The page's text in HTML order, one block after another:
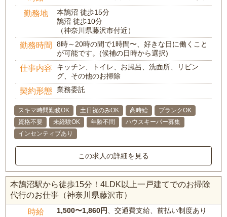
勤務地
本鵠沼 徒歩15分
鵠沼 徒歩10分
（神奈川県藤沢市付近）
勤務時間
8時～20時の間で1時間〜、好きな日に働くこと
が可能です。(候補の日時から選択)
仕事内容
キッチン、トイレ、お風呂、洗面所、リビン
グ、その他のお掃除
契約形態 業務委託
スキマ時間勤務OK 土日祝のみOK 高時給
ブランクOK
資格不要
未経験OK 年齢不問
ハウスキーパー募集
インセンティブあり
この求人の詳細を見る
本鵠沼駅から徒歩15分！4LDK以上一戸建てでのお掃除
代行のお仕事（神奈川県藤沢市）
時給 1,500〜1,860円、交通費支給、前払い制度あり